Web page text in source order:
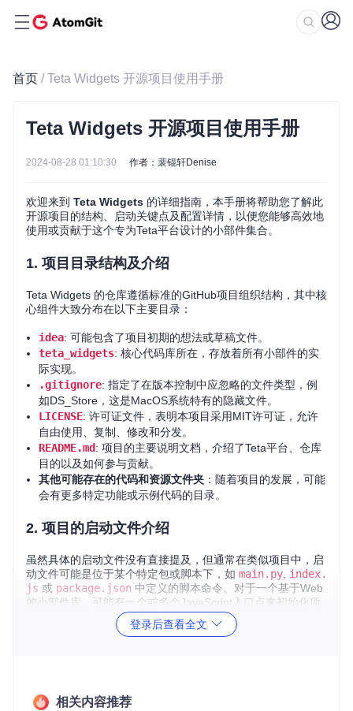
首页 / Teta Widgets 开源项目使用手册
Teta Widgets 开源项目使用手册
2024-08-28 01:10:30 作者：裴锟轩Denise
欢迎来到 Teta Widgets 的详细指南，本手册将帮助您了解此
开源项目的结构、启动关键点及配置详情，以便您能够高效地
使用或贡献于这个专为Teta平台设计的小部件集合。
1. 项目目录结构及介绍
Teta Widgets 的仓库遵循标准的GitHub项目组织结构，其中核
心组件大致分布在以下主要目录：
idea: 可能包含了项目初期的想法或草稿文件。
teta_widgets: 核心代码库所在，存放着所有小部件的实
际实现。
.gitignore: 指定了在版本控制中应忽略的文件类型，例
如DS_Store，这是MacOS系统特有的隐藏文件。
LICENSE: 许可证文件，表明本项目采用MIT许可证，允许
自由使用、复制、修改和分发。
README.md: 项目的主要说明文档，介绍了Teta平台、仓库
目的以及如何参与贡献。
其他可能存在的代码和资源文件夹 ：随着项目的发展，可能
会有更多特定功能或示例代码的目录。
2. 项目的启动文件介绍
虽然具体的启动文件没有直接提及，但通常在类似项目中，启
动文件可能是位于某个特定包或脚本下，如 main.py index.
js 或 package.json 中定义的脚本命令。对于一个基于Web
的小部件库，可能有一个或多个JavaScript入口点来初始化项
目或者一个用于构建和测试的工作流程脚本。要启动或测试Te
ta Widgets，首先需参照README.md文件内的指示，这通常
3. 项目的配置文件介绍
登录后查看全文
相关内容推荐